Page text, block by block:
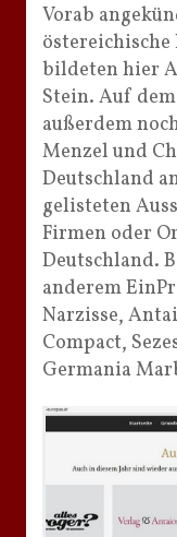
Vorab
östereichische
bildeten hier
Stein. Auf
außerdem
Menzel und
Deutschland
gelisteten
Firmen oder
Deutschland.
anderem
Narzisse,
Compact,
Germania